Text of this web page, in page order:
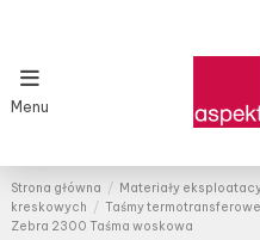
Menu
Strona główna Materiały
kreskowych
Taśmy
Zebra 2300 Taśma woskowa